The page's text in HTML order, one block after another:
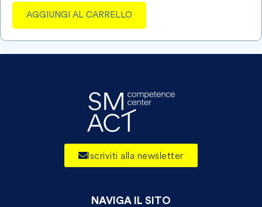
AGGIUNGI AL CARRELLO
Iscriviti alla newsletter
NAVIGA IL SITO